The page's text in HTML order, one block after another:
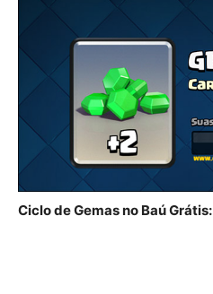
Ciclo de Gemas no Baú Grátis: